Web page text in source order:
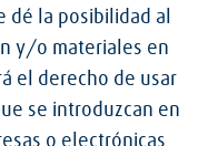
dé la posibilidad al
y/o materiales en
el derecho de usar
se introduzcan en
o electrónicas